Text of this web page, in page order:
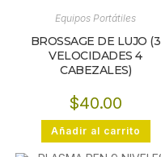
Equipos Portátiles
BROSSAGE DE LUJO (3
VELOCIDADES 4
CABEZALES)
$40.00
Añadir al carrito